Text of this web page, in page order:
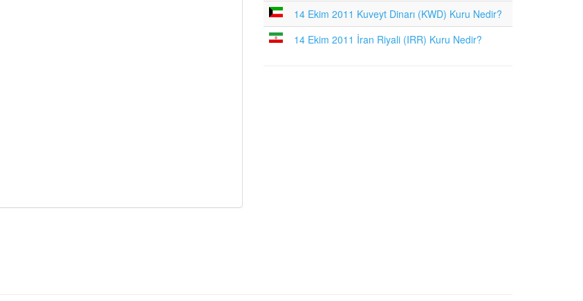
14 Ekim 2011 Kuveyt Dinarı (KWD) Kuru Nedir?
14 Ekim 2011 İran Riyali (IRR) Kuru Nedir?